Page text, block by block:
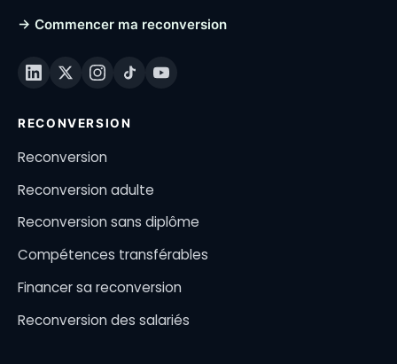
→ Commencer ma reconversion
RECONVERSION
Reconversion
Reconversion adulte
Reconversion sans diplôme
Compétences transférables
Financer sa reconversion
Reconversion des salariés